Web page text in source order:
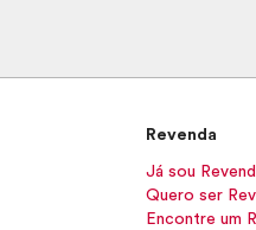
Revenda
Já sou
Quero ser
Encontre um